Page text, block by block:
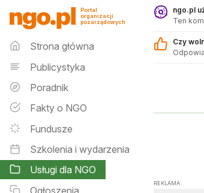
Usługi dla NGO - ngo.pl
Portal
organizacji
pozarządowych
Menu główne
Strona główna
Publicystyka
Poradnik
Fakty o NGO
Fundusze
Szkolenia i wydarzenia
Usługi dla NGO
Ogłoszenia
ngo.pl
Ten
Czy
REKLAMA